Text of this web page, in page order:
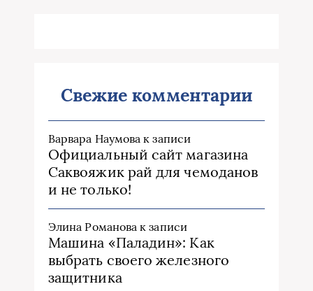
Свежие комментарии
Варвара Наумова к записи
Официальный сайт магазина
Саквояжик рай для чемоданов
и не только!
Элина Романова к записи
Машина «Паладин»: Как
выбрать своего железного
защитника